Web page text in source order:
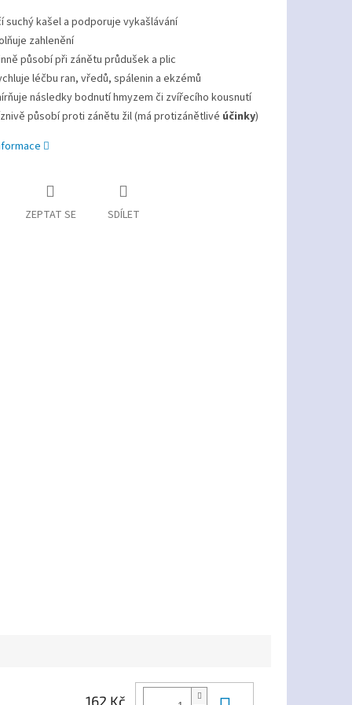
suchý kašel a podporuje vykašlávání
zahlenění
působí při zánětu průdušek a plic
léčbu ran, vředů, spálenin a ekzémů
následky bodnutí hmyzem či zvířecího kousnutí
působí proti zánětu žil (má protizánětlivé účinky)
ZEPTAT SE SDÍLET
162 Kč